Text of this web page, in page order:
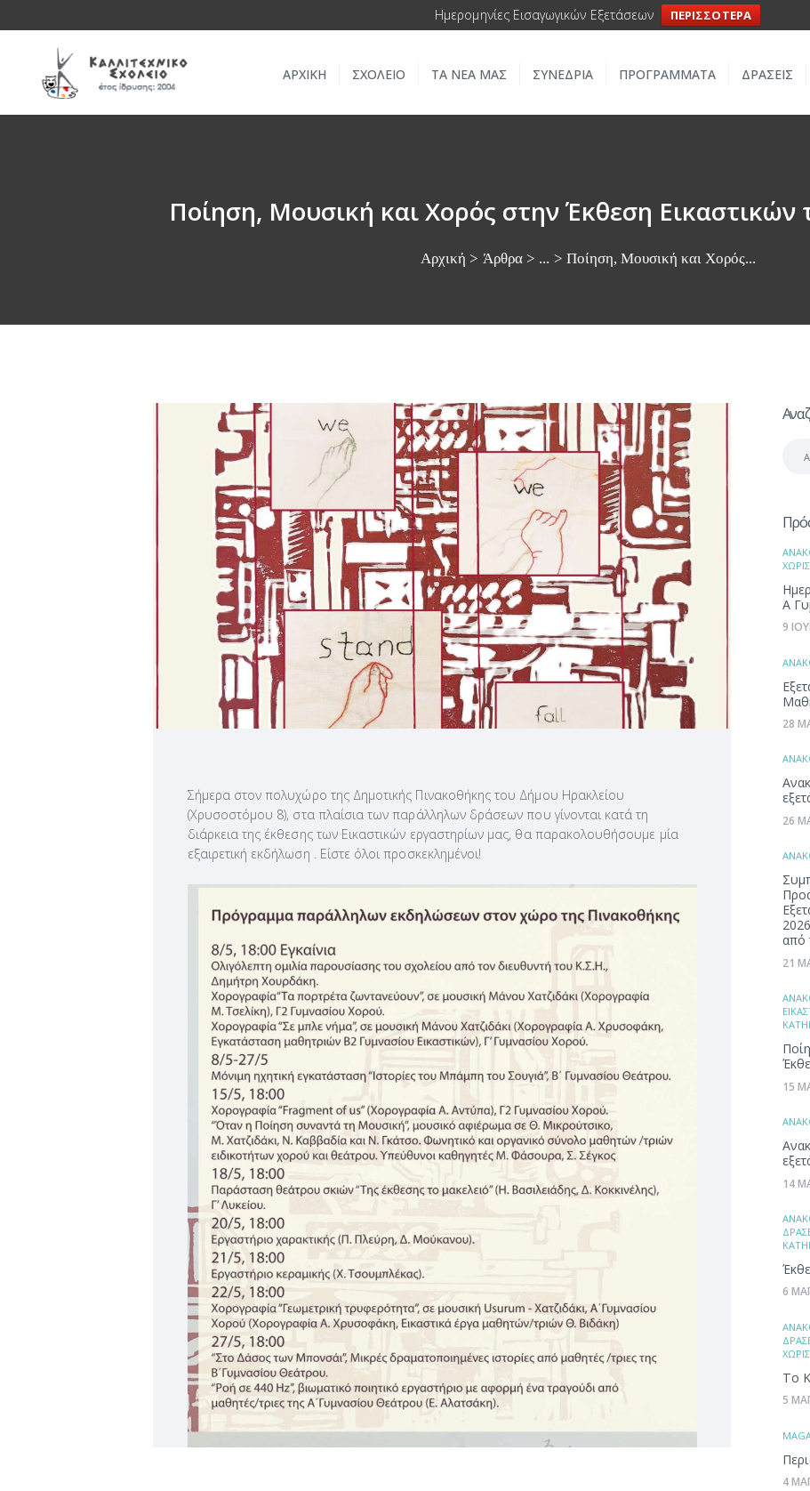
Ημερομηνίες Εισαγωγικών Εξετάσεων ΠΕΡΙΣΣΟΤΕΡΑ
ΑΡΧΙΚΗ ΣΧΟΛΕΙΟ ΤΑ ΝΕΑ ΜΑΣ ΣΥΝΕΔΡΙΑ ΠΡΟΓΡΑΜΜΑΤΑ ΔΡΑΣΕΙΣ
Ποίηση, Μουσική και Χορός στην Έκθεση Εικαστικών
Αρχική Άρθρα ... Ποίηση, Μουσική και Χορός...
ΑΡΧΙΚΗ
ΣΧΟΛΕΙΟ
ΤΑ ΝΕΑ ΜΑΣ
ΠΡΟΓΡΑΜΜΑΤΑ
ΔΡΑΣΕΙΣ
ΕΠΙΚΟΙΝΩΝΙΑ
Σήμερα στον πολυχώρο της Δημοτικής Πινακοθήκης του Δήμου Ηρακλείου
(Χρυσοστόμου 8), στα πλαίσια των παράλληλων δράσεων που γίνονται κατά τη
διάρκεια της έκθεσης των Εικαστικών εργαστηρίων μας, θα παρακολουθήσουμε μία
εξαιρετική εκδήλωση . Είστε όλοι προσκεκλημένοι!
Α
9
28
26
από
21
15
14
6
Το
5
4